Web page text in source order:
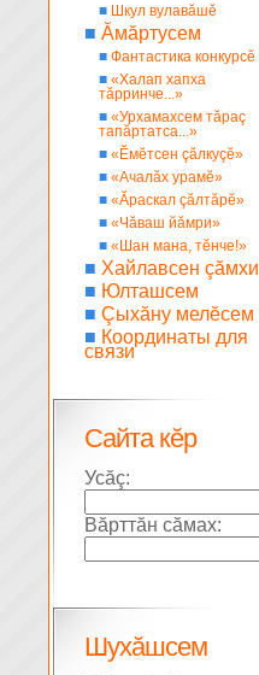
■ Шкул вулавăшĕ
■ Ăмăртусем
■ Фантастика конкурсĕ
■ «Халап хапха
тăрринче...»
■ «Урхамахсем тăраç
тапăртатса...»
■ «Ĕмĕтсен çăлкуçĕ»
■ «Ачалăх урамĕ»
■ «Ăраскал çăлтăрĕ»
■ «Чăваш йăмри»
■ «Шан мана, тĕнче!»
■ Хайлавсен çăмхи
■ Юлташсем
■ Çыхăну мелĕсем
■ Координаты для
связи
Сайта кĕр
Усăç:
Вăрттăн сăмах:
Шухăшсем